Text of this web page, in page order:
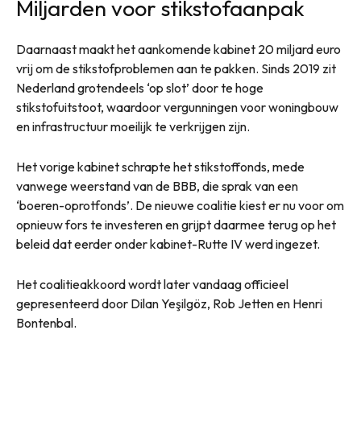
Miljarden voor stikstofaanpak
Daarnaast maakt het aankomende kabinet 20 miljard euro
vrij om de stikstofproblemen aan te pakken. Sinds 2019 zit
Nederland grotendeels ‘op slot’ door te hoge
stikstofuitstoot, waardoor vergunningen voor woningbouw
en infrastructuur moeilijk te verkrijgen zijn.
Het vorige kabinet schrapte het stikstoffonds, mede
vanwege weerstand van de BBB, die sprak van een
‘boeren-oprotfonds’. De nieuwe coalitie kiest er nu voor om
opnieuw fors te investeren en grijpt daarmee terug op het
beleid dat eerder onder kabinet-Rutte IV werd ingezet.
Het coalitieakkoord wordt later vandaag officieel
gepresenteerd door Dilan Yeşilgöz, Rob Jetten en Henri
Bontenbal.